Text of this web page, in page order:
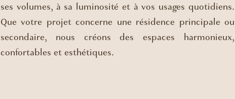
ses volumes, à sa luminosité et à vos usages quotidiens.
Que votre projet concerne une résidence principale ou
secondaire, nous créons des espaces harmonieux,
confortables et esthétiques.